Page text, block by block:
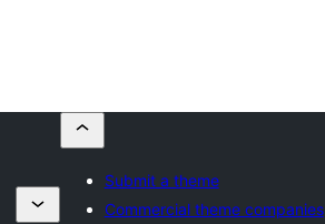
Submit a theme
Commercial theme companies